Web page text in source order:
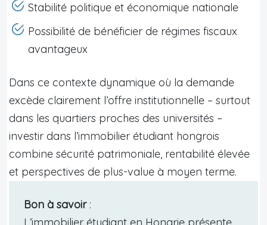
Stabilité politique et économique nationale
Possibilité de bénéficier de régimes fiscaux
avantageux
Dans ce contexte dynamique où la demande
excède clairement l’offre institutionnelle – surtout
dans les quartiers proches des universités –
investir dans l’immobilier étudiant hongrois
combine sécurité patrimoniale, rentabilité élevée
et perspectives de plus-value à moyen terme.
Bon à savoir: